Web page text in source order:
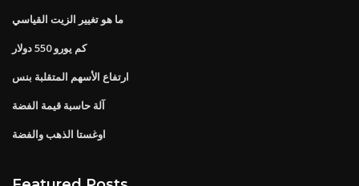
ما هو تغيير الزيت القياسي
كم يورو 550 دولار
ارتفاع الأسهم المتقلبة بنس
آلة حاسبة قيمة الفضة
اوغستا الذهب والفضة